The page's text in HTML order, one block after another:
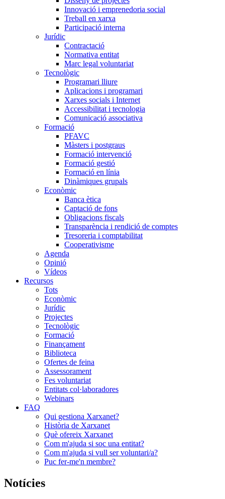
Innovació i emprenedoria social
Treball en xarxa
Participació interna
Jurídic
Contractació
Normativa entitat
Marc legal voluntariat
Tecnològic
Programari lliure
Aplicacions i programari
Xarxes socials i Internet
Accessibilitat i tecnologia
Comunicació associativa
Formació
PFAVC
Màsters i postgraus
Formació intervenció
Formació gestió
Formació en línia
Dinàmiques grupals
Econòmic
Banca ètica
Captació de fons
Obligacions fiscals
Transparència i rendició de comptes
Tresoreria i comptabilitat
Cooperativisme
Agenda
Opinió
Vídeos
Recursos
Tots
Econòmic
Jurídic
Projectes
Tecnològic
Formació
Finançament
Biblioteca
Ofertes de feina
Assessorament
Fes voluntariat
Entitats col·laboradores
Webinars
FAQ
Qui gestiona Xarxanet?
Història de Xarxanet
Què ofereix Xarxanet
Com m'ajuda si soc una entitat?
Com m'ajuda si vull ser voluntari/a?
Puc fer-me'n membre?
Notícies